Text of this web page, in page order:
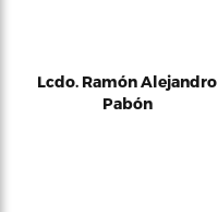
Lcdo. Ramón Alejandro
Pabón